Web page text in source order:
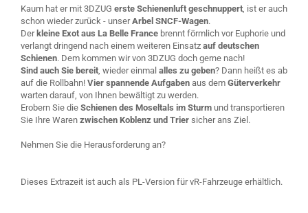
Kaum hat er mit 3DZUG erste Schienenluft geschnuppert, ist er auch
schon wieder zurück - unserArbel SNCF-Wagen.
Der kleine Exot aus La Belle France brennt förmlich vor Euphorie und
verlangt dringend nach einem weiteren Einsatz auf deutschen
Schienen. Dem kommen wir von 3DZUG doch gerne nach!
Sind auch Sie bereit, wieder einmal alles zu geben? Dann heißt es ab
auf die Rollbahn! Vier spannende Aufgaben aus dem Güterverkehr
warten darauf, von Ihnen bewältigt zu werden.
Erobern Sie die Schienen des Moseltals im Sturm und transportieren
Sie Ihre Waren zwischen Koblenz und Trier sicher ans Ziel.
Nehmen Sie die Herausforderung an?
Dieses Extrazeit ist auch als PL-Version für vR-Fahrzeuge erhältlich.